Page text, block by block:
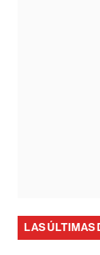
LAS ÚLTIMAS